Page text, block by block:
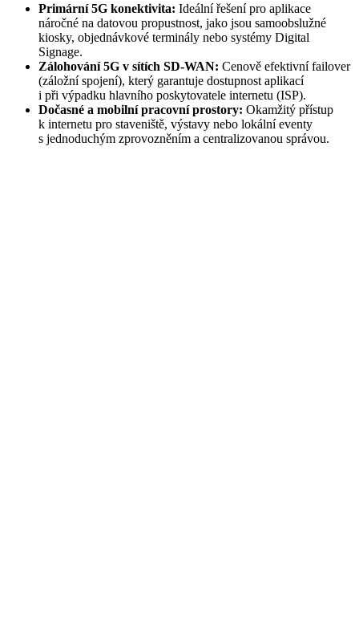
Primární 5G konektivita: Ideální řešení pro aplikace
náročné na datovou propustnost, jako jsou samoobslužné
kiosky, objednávkové terminály nebo systémy Digital
Signage.
Zálohování 5G v sítích SD-WAN: Cenově efektivní failover
(záložní spojení), který garantuje dostupnost aplikací
i při výpadku hlavního poskytovatele internetu (ISP).
Dočasné a mobilní pracovní prostory: Okamžitý přístup
k internetu pro staveniště, výstavy nebo lokální eventy
s jednoduchým zprovozněním a centralizovanou správou.